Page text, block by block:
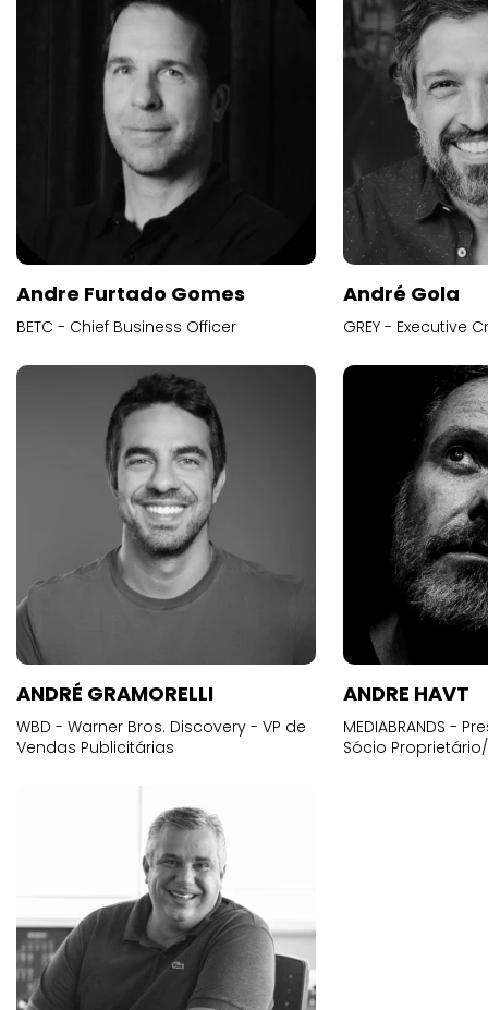
Andre Furtado Gomes
BETC - Chief Business Officer
André Gola
GREY - Executive
ANDRÉ GRAMORELLI
WBD - Warner Bros. Discovery - VP de
Vendas Publicitárias
ANDRE HAVT
MEDIABRANDS -
Sócio